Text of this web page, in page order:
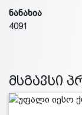
ნანახია
4091
მსგავსი